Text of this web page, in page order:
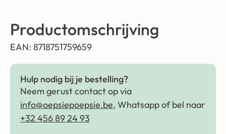
Productomschrijving
EAN: 8718751759659
Hulp nodig bij je bestelling?
Neem gerust contact op via
info@oepsiepoepsie.be, Whatsapp of bel naar
+32 456 89 24 93